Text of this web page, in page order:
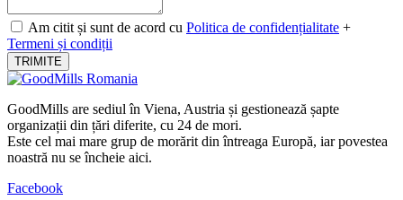
Am citit și sunt de acord cu Politica de confidențialitate +
Termeni și condiții
TRIMITE
GoodMills are sediul în Viena, Austria și gestionează șapte
organizații din țări diferite, cu 24 de mori.
Este cel mai mare grup de morărit din întreaga Europă, iar povestea
noastră nu se încheie aici.
Facebook